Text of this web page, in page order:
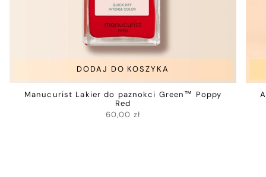
DODAJ DO KOSZYKA
Manucurist Lakier do paznokci Green™ Poppy
Red
60,00 zł